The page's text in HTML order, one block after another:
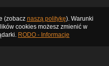
(zobacz naszą politykę). Warunki
cookies możesz zmienić w
RODO - Informacje